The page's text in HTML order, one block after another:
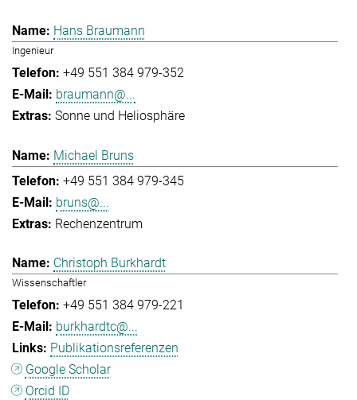
Hans Braumann
Ingenieur
+49 551 384 979-352
braumann@...
Sonne und Heliosphäre
Michael Bruns
+49 551 384 979-345
bruns@...
Rechenzentrum
Christoph Burkhardt
Wissenschaftler
+49 551 384 979-221
burkhardtc@...
Publikationsreferenzen
Google Scholar
Orcid ID